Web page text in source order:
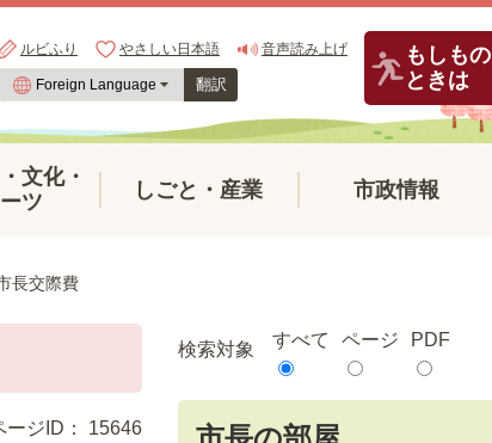
ルビふり やさしい日本語 音声読み上げ
翻訳
もしもの
ときは
文化・
ツ
しごと・産業 市政情報
長交際費
ージID： 15646
検索対象 すべて ページ PDF